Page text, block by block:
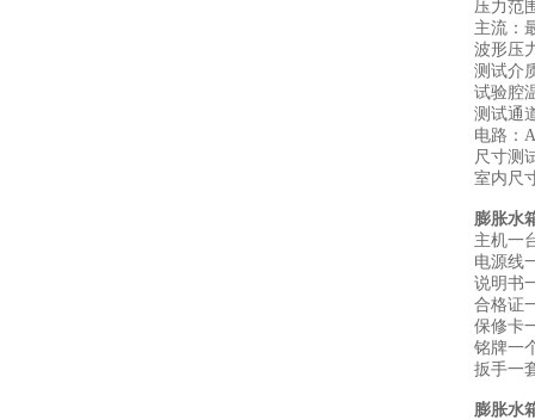
压力范
主流：
波形压
测试介
试验腔
测试通
电路：
尺寸测
室内尺
膨胀水
主机一
电源线
说明书
合格证
保修卡
铭牌一
扳手一
膨胀水